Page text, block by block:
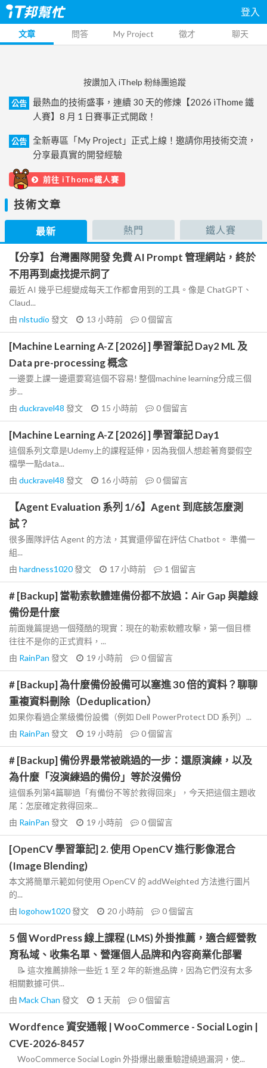
登入
文章 問答 My Project 徵才 聊天
按讚加入 iThelp 粉絲團追蹤
公告
最熱血的技術盛事，連續 30 天的修煉【2026 iThome 鐵
人賽】8 月 1 日賽事正式開啟！
公告
全新專區「My Project」正式上線！邀請你用技術交流，
分享最真實的開發經驗
前往 iThome鐵人賽
技術文章
最新 熱門 鐵人賽
【分享】台灣團隊開發 免費 AI Prompt 管理網站，終於
不用再到處找提示詞了
最近 AI 幾乎已經變成每天工作都會用到的工具。像是 ChatGPT、
Claud...
由 nlstudio 發文 13 小時前 0個留言
[Machine Learning A-Z [2026] ] 學習筆記 Day2 ML 及
Data pre-processing 概念
一邊要上課一邊還要寫這個不容易! 整個machine learning分成三個
步...
由 duckravel48 發文 15 小時前 0個留言
[Machine Learning A-Z [2026] ] 學習筆記 Day1
這個系列文章是Udemy上的課程延伸，因為我個人想趁著育嬰假空
檔學一點data...
由 duckravel48 發文 16 小時前 0個留言
【Agent Evaluation 系列 1/6】Agent 到底該怎麼測
試？
很多團隊評估 Agent 的方法，其實還停留在評估 Chatbot。 準備一
組...
由 hardness1020發文 17 小時前 1 個留言
# [Backup] 當勒索軟體連備份都不放過：Air Gap 與離線
備份是什麼
前面幾篇提過一個殘酷的現實：現在的勒索軟體攻擊，第一個目標
往往不是你的正式資料，...
由 RainPan 發文 19 小時前 0個留言
# [Backup] 為什麼備份設備可以塞進 30 倍的資料？聊聊
重複資料刪除（Deduplication）
如果你看過企業級備份設備（例如 Dell PowerProtect DD 系列）...
由 RainPan 發文 19 小時前 0個留言
# [Backup] 備份界最常被跳過的一步：還原演練，以及
為什麼「沒演練過的備份」等於沒備份
這個系列第4篇聊過「有備份不等於救得回來」，今天把這個主題收
尾：怎麼確定救得回來...
由 RainPan 發文 19 小時前 0個留言
[OpenCV 學習筆記] 2. 使用 OpenCV 進行影像混合
(Image Blending)
本文將簡單示範如何使用 OpenCV 的 addWeighted 方法進行圖片
的...
由 logohow1020發文 20 小時前 0個留言
5 個 WordPress 線上課程 (LMS) 外掛推薦，適合經營教
育私域、收集名單、營運個人品牌和內容商業化部署
📝 這次推薦排除一些近 1 至 2 年的新進品牌，因為它們沒有太多
相關數據可供...
由 Mack Chan 發文 1 天前 0個留言
Wordfence 資安通報 | WooCommerce - Social Login |
CVE-2026-8457
WooCommerce Social Login 外掛爆出嚴重驗證繞過漏洞，使...